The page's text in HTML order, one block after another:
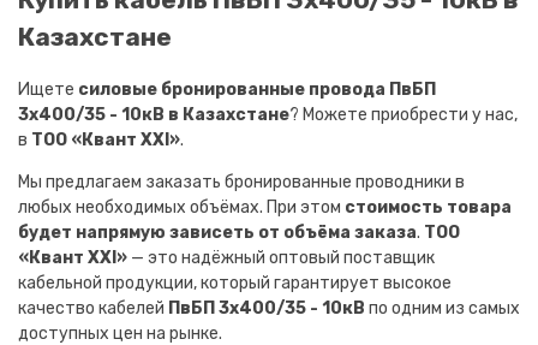
Казахстане
Ищете силовые бронированные провода ПвБП
3х400/35 - 10кВ в Казахстане? Можете приобрести у нас,
в ТОО «Квант XXI».
Мы предлагаем заказать бронированные проводники в
любых необходимых объёмах. При этом стоимость товара
будет напрямую зависеть от объёма заказа. ТОО
«Квант XXI» — это надёжный оптовый поставщик
кабельной продукции, который гарантирует высокое
качество кабелей ПвБП 3х400/35 - 10кВ по одним из самых
доступных цен на рынке.